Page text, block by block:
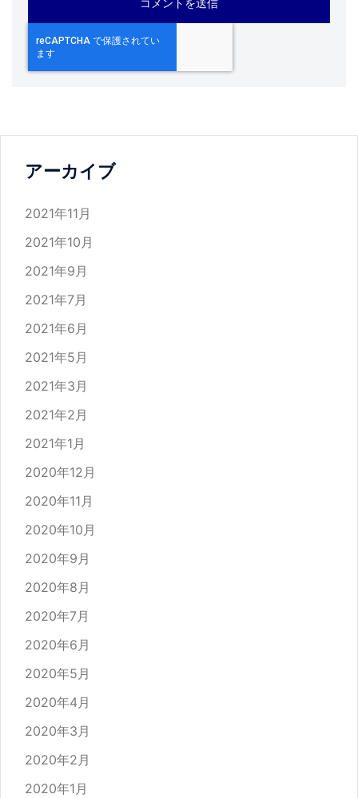
アーカイブ
2021年11月
2021年10月
2021年9月
2021年7月
2021年6月
2021年5月
2021年3月
2021年2月
2021年1月
2020年12月
2020年11月
2020年10月
2020年9月
2020年8月
2020年7月
2020年6月
2020年5月
2020年4月
2020年3月
2020年2月
2020年1月